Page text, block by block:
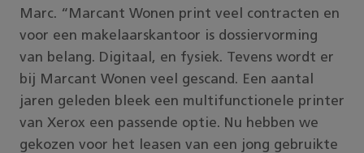
Marc. “Marcant Wonen print veel contracten en
voor een makelaarskantoor is dossiervorming
van belang. Digitaal, en fysiek. Tevens wordt er
bij Marcant Wonen veel gescand. Een aantal
jaren geleden bleek een multifunctionele printer
van Xerox een passende optie. Nu hebben we
gekozen voor het leasen van een jong gebruikte